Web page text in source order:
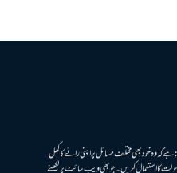
کہ وہ خود بھی مختلف مسائل پر اپنی رائے کا کھل